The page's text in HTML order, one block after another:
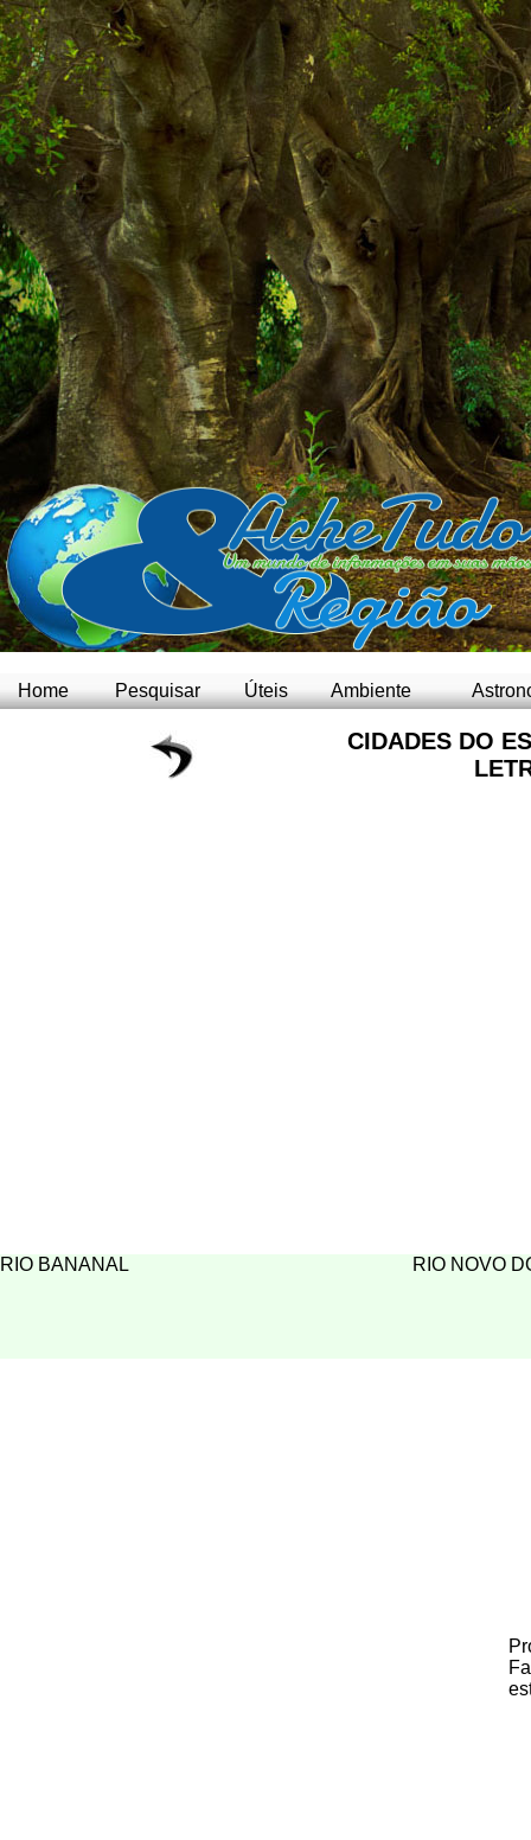
Home Pesquisar Úteis Ambiente
CIDADES DO
RIO BANANAL RIO NOVO